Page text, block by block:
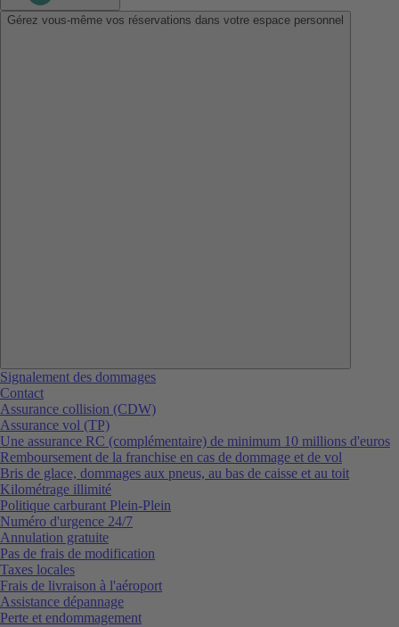
Gérez vous-même vos réservations dans votre espace personnel
Signalement des dommages
Contact
Assurance collision (CDW)
Assurance vol (TP)
Une assurance RC (complémentaire) de minimum 10 millions d'euros
Remboursement de la franchise en cas de dommage et de vol
Bris de glace, dommages aux pneus, au bas de caisse et au toit
Kilométrage illimité
Politique carburant Plein-Plein
Numéro d'urgence 24/7
Annulation gratuite
Pas de frais de modification
Taxes locales
Frais de livraison à l'aéroport
Assistance dépannage
Perte et endommagement